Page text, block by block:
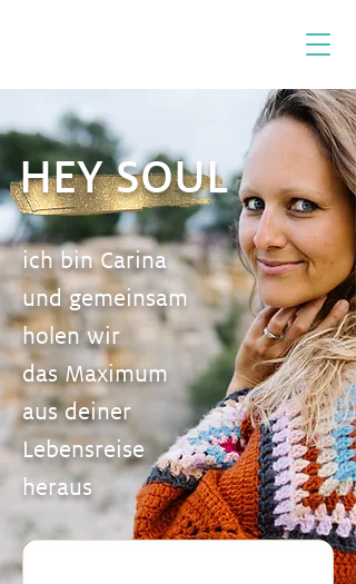
HEY SOUL
ich bin Carina
und gemeinsam
holen wir
das Maximum
aus deiner
Lebensreise
heraus